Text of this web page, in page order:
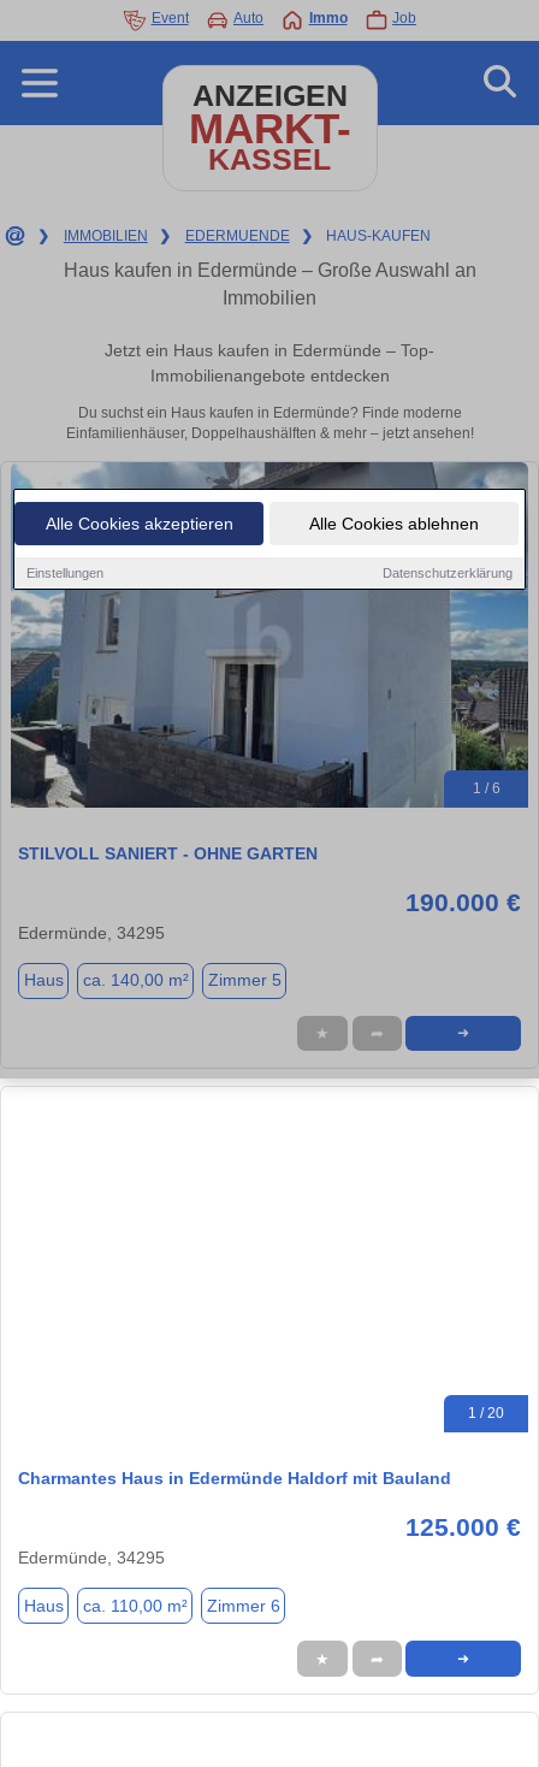
Alle Cookies akzeptieren Alle Cookies ablehnen
Einstellungen Datenschutzerklärung
Event Auto Immo Job
ANZEIGEN
MARKT-
KASSEL
❯ IMMOBILIEN ❯ EDERMUENDE ❯ HAUS-KAUFEN
Haus kaufen in Edermünde – Große Auswahl an
Immobilien
Jetzt ein Haus kaufen in Edermünde – Top-
Immobilienangebote entdecken
Du suchst ein Haus kaufen in Edermünde? Finde moderne
Einfamilienhäuser, Doppelhaushälften & mehr – jetzt ansehen!
1 / 6
STILVOLL SANIERT - OHNE GARTEN
190.000 €
Edermünde, 34295
Haus ca. 140,00 m² Zimmer 5
★ ➦ ➜
1 / 20
Charmantes Haus in Edermünde Haldorf mit Bauland
125.000 €
Edermünde, 34295
Haus ca. 110,00 m² Zimmer 6
★ ➦ ➜